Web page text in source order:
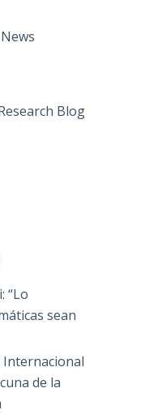
Blog
“Lo
sean
Internacional
de la